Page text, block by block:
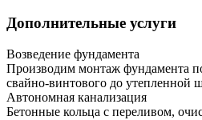
Дополнительные услуги
Возведение фундамента
Производим монтаж фундамента
свайно-винтового до утепленной
Автономная канализация
Бетонные кольца с переливом,